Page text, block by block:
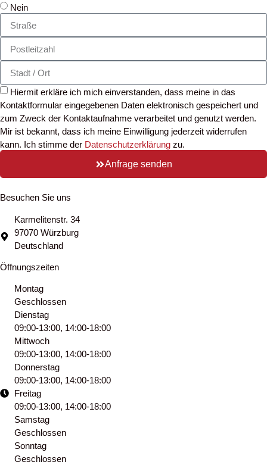
Nein
Hiermit erkläre ich mich einverstanden, dass meine in das
Kontaktformular eingegebenen Daten elektronisch gespeichert und
zum Zweck der Kontaktaufnahme verarbeitet und genutzt werden.
Mir ist bekannt, dass ich meine Einwilligung jederzeit widerrufen
kann. Ich stimme der Datenschutzerklärung zu.
Anfrage senden
Besuchen Sie uns
Karmelitenstr. 34
97070 Würzburg
Deutschland
Öffnungszeiten
Montag
Geschlossen
Dienstag
09:00-13:00, 14:00-18:00
Mittwoch
09:00-13:00, 14:00-18:00
Donnerstag
09:00-13:00, 14:00-18:00
Freitag
09:00-13:00, 14:00-18:00
Samstag
Geschlossen
Sonntag
Geschlossen